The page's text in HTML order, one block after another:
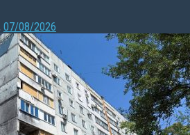
07/08/2026